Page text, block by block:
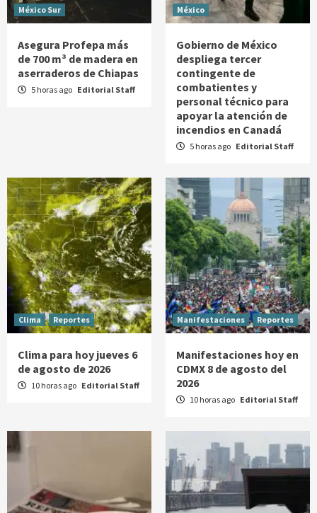
México Sur
Asegura Profepa más
de 700 m³ de madera en
aserraderos de Chiapas
5 horas ago Editorial Staff
México
Gobierno de México
despliega tercer
contingente de
combatientes y
personal técnico para
apoyar la atención de
incendios en Canadá
5 horas ago Editorial Staff
Clima Reportes
Clima para hoy jueves 6
de agosto de 2026
10 horas ago Editorial Staff
Manifestaciones Reportes
Manifestaciones hoy en
CDMX 8 de agosto del
2026
10 horas ago Editorial Staff